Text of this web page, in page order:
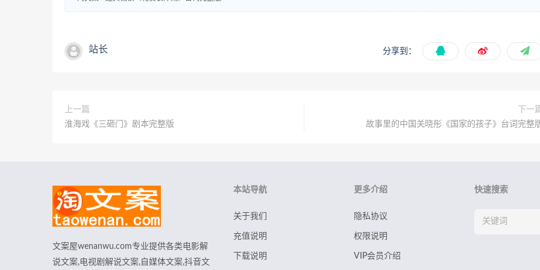
站长 分享到：
上一篇
淮海戏《三砸门》剧本完整版
下一
故事里的中国关晓彤《国家的孩子》台词完整
文案屋wenanwu.com专业提供各类电影解
说文案,电视剧解说文案,自媒体文案,抖音文
本站导航
关于我们
充值说明
下载说明
更多介绍
隐私协议
权限说明
VIP会员介绍
快速搜索